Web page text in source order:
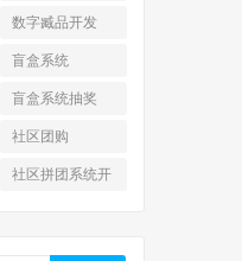
数字臧品开发
盲盒系统
盲盒系统抽奖
社区团购
社区拼团系统开